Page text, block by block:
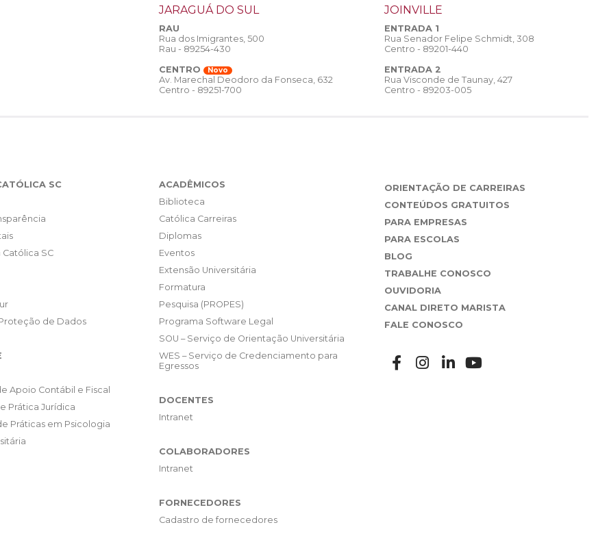
JARAGUÁ DO SUL
RAU
Rua dos Imigrantes, 500
Rau - 89254-430
CENTRO
Novo
Av. Marechal Deodoro da Fonseca, 632
Centro - 89251-700
JOINVILLE
ENTRADA 1
Rua Senador Felipe Schmidt, 308
Centro - 89201-440
ENTRADA 2
Rua Visconde de Taunay, 427
Centro - 89203-005
SC
SC
de Dados
Apoio Contábil e Fiscal
Prática Jurídica
Práticas em Psicologia
ACADÊMICOS
Biblioteca
Católica Carreiras
Diplomas
Eventos
Extensão Universitária
Formatura
Pesquisa (PROPES)
Programa Software Legal
SOU – Serviço de Orientação Universitária
WES – Serviço de Credenciamento para
Egressos
DOCENTES
Intranet
COLABORADORES
Intranet
FORNECEDORES
Cadastro de fornecedores
ORIENTAÇÃO DE CARREIRAS
CONTEÚDOS GRATUITOS
PARA EMPRESAS
PARA ESCOLAS
BLOG
TRABALHE CONOSCO
OUVIDORIA
CANAL DIRETO MARISTA
FALE CONOSCO